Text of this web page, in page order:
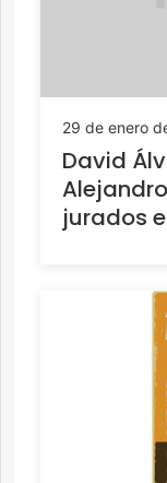
29 de enero
David
jurados